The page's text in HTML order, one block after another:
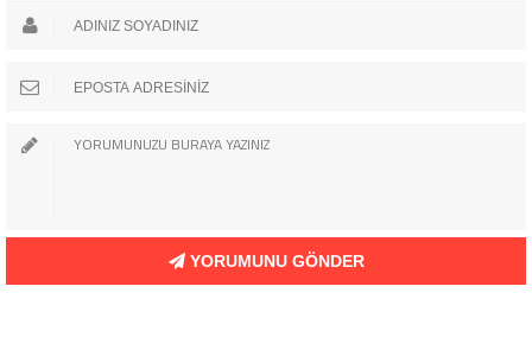
YORUMUNU GÖNDER